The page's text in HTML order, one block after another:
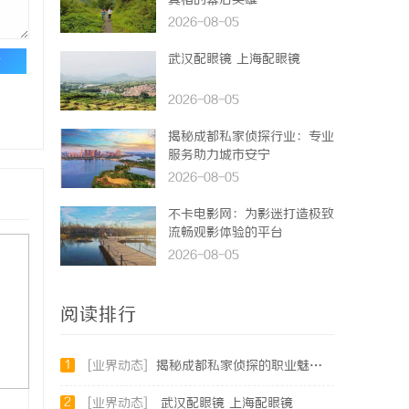
2026-08-05
武汉配眼镜 上海配眼镜
2026-08-05
揭秘成都私家侦探行业：专业
服务助力城市安宁
2026-08-05
不卡电影网：为影迷打造极致
流畅观影体验的平台
2026-08-05
阅读排行
1 [业界动态] 揭秘成都私家侦探的职业魅力与现实挑战
2 [业界动态] 武汉配眼镜 上海配眼镜